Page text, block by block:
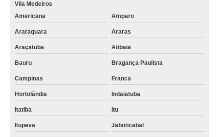
Vila Medeiros
Americana
Amparo
Araraquara Araras
Araçatuba Atibaia
Bauru Bragança Paulista
Campinas Franca
Hortolândia Indaiatuba
Itatiba Itu
Itupeva Jaboticabal